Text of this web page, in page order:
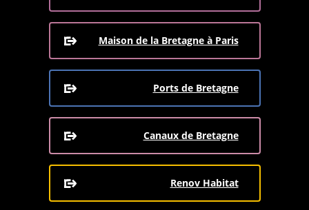
Maison de la Bretagne à Paris
Ports de Bretagne
Canaux de Bretagne
Renov Habitat